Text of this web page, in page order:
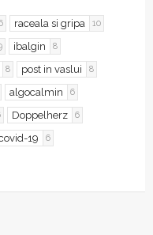
raceala si gripa 10
ibalgin 8
8 post in vaslui 8
algocalmin 6
Doppelherz 6
19 6